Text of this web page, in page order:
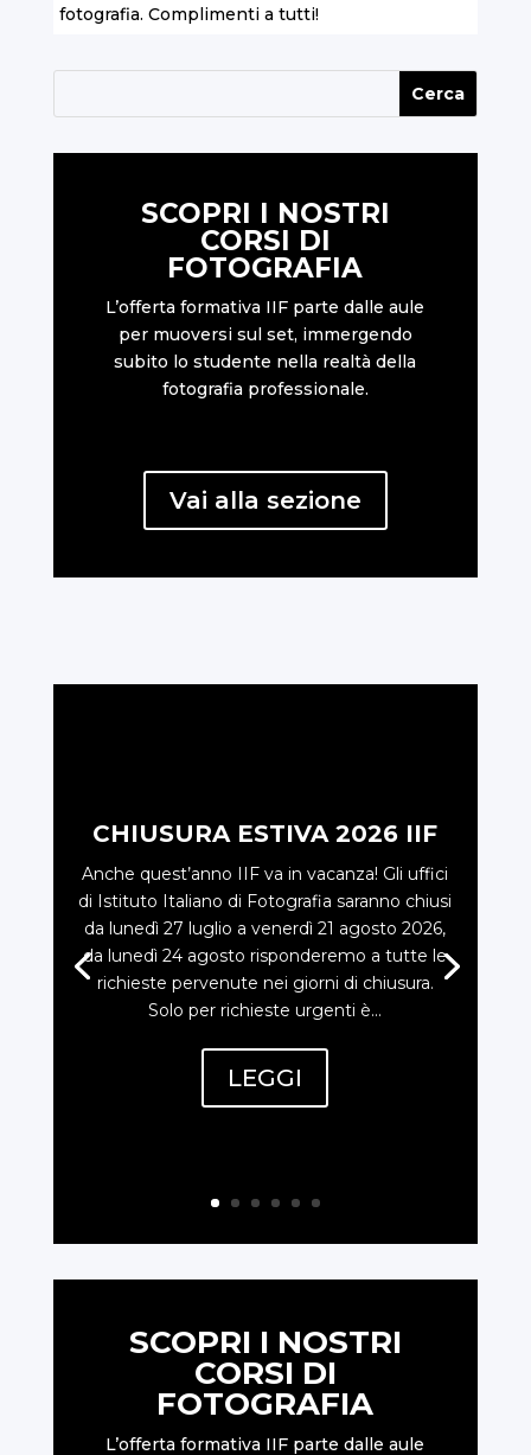
fotografia. Complimenti a tutti!
SCOPRI I NOSTRI
CORSI DI
FOTOGRAFIA
L’offerta formativa IIF parte dalle aule
per muoversi sul set, immergendo
subito lo studente nella realtà della
fotografia professionale.
Vai alla sezione
CHIUSURA ESTIVA 2026 IIF
Anche quest’anno IIF va in vacanza! Gli uffici
di Istituto Italiano di Fotografia saranno chiusi
da lunedì 27 luglio a venerdì 21 agosto 2026,
da lunedì 24 agosto risponderemo a tutte le
richieste pervenute nei giorni di chiusura.
Solo per richieste urgenti è...
LEGGI
SCOPRI I NOSTRI
CORSI DI
FOTOGRAFIA
L’offerta formativa IIF parte dalle aule